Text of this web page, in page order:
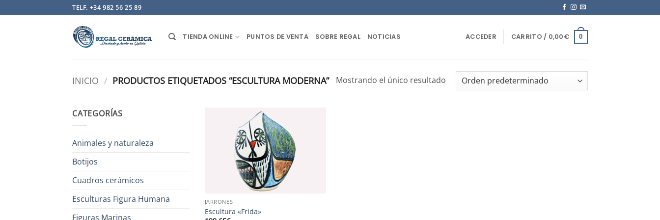
al
TELF. +34 982 56 25 89
TIENDA ONLINE PUNTOS DE VENTA SOBRE REGAL NOTICIAS ACCEDER CARRITO / 0,00€ 0
INICIO / PRODUCTOS ETIQUETADOS “ESCULTURA MODERNA” Mostrando el único resultado
CATEGORÍAS
Animales y naturaleza
Botijos
Cuadros cerámicos
Esculturas Figura Humana
Figuras Marinas
JARRONES
Escultura «Frida»